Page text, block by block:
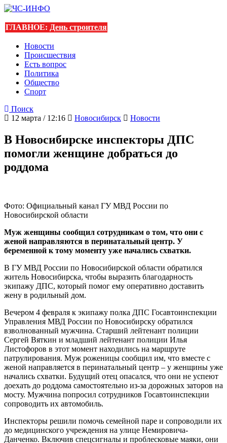
ГЛАВНОЕ: День строителя
Новости
Происшествия
Есть вопрос
Политика
Общество
Спорт
Поиск
12 марта / 12:16
Новосибирск Новости
В Новосибирске инспекторы ДПС
помогли женщине добраться до
роддома
Фото: Официальный канал ГУ МВД России по
Новосибирской области
Муж женщины сообщил сотрудникам о том, что они с
женой направляются в перинатальный центр. У
беременной к тому моменту уже начались схватки.
В ГУ МВД России по Новосибирской области обратился
житель Новосибирска, чтобы выразить благодарность
экипажу ДПС, который помог ему оперативно доставить
жену в родильный дом.
Вечером 4 февраля к экипажу полка ДПС Госавтоинспекции
Управления МВД России по Новосибирску обратился
взволнованный мужчина. Старший лейтенант полиции
Сергей Вяткин и младший лейтенант полиции Илья
Листофоров в этот момент находились на маршруте
патрулирования. Муж роженицы сообщил им, что вместе с
женой направляется в перинатальный центр – у женщины уже
начались схватки. Будущий отец опасался, что они не успеют
доехать до роддома самостоятельно из-за дорожных заторов на
мосту. Мужчина попросил сотрудников Госавтоинспекции
сопроводить их автомобиль.
Инспекторы решили помочь семейной паре и сопроводили их
до медицинского учреждения на улице Немировича-
Данченко. Включив спецсигналы и проблесковые маяки, они